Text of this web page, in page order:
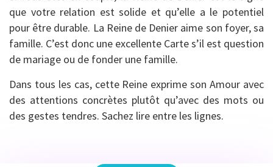
que votre relation est solide et qu’elle a le potentiel
pour être durable. La Reine de Denier aime son foyer, sa
famille. C’est donc une excellente Carte s’il est question
de mariage ou de fonder une famille.
Dans tous les cas, cette Reine exprime son Amour avec
des attentions concrètes plutôt qu’avec des mots ou
des gestes tendres. Sachez lire entre les lignes.